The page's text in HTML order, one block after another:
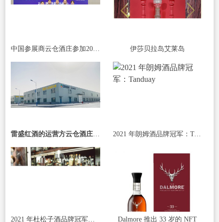
中国参展商云仓酒庄参加2023澳中博览会 伊莎贝拉岛艾莱岛
雷盛红酒的运营方云仓酒庄启动三项重要改革，全面优化业务方式 2021 年朗姆酒品牌冠军：Tanduay
2021 年杜松子酒品牌冠军：Gordon's Dalmore 推出 33 岁的 NFT